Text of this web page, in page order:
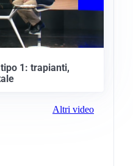
1: trapianti,
Altri video